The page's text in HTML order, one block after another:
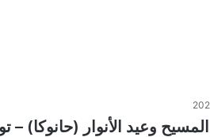
وعيد الأنوار (حانوكا)